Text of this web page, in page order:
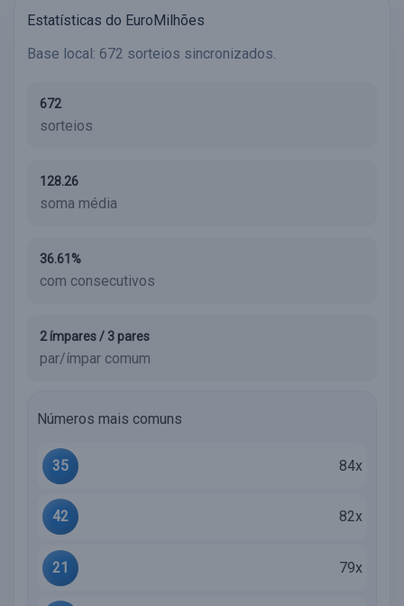
Estatísticas do EuroMilhões
Base local: 672 sorteios sincronizados.
672
sorteios
128.26
soma média
36.61%
com consecutivos
2 ímpares / 3 pares
par/ímpar comum
Números mais comuns
35 84x
42 82x
21 79x